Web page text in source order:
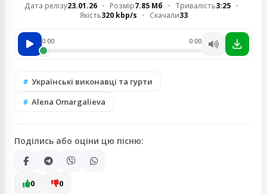
Дата релізу23.01.26 Розмір7.85 Мб Тривалість3:25
Якість320 kbp/s Скачали33
0:00 0:00
Українські виконавці та гурти
Alena Omargalieva
Поділись або оціни цю пісню:
0 0